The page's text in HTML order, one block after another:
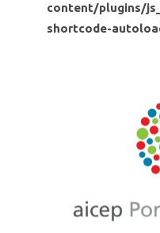
content/plugins/
shortcode-